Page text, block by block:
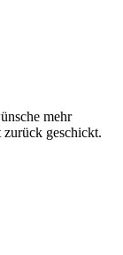
mehr
zurück geschickt.